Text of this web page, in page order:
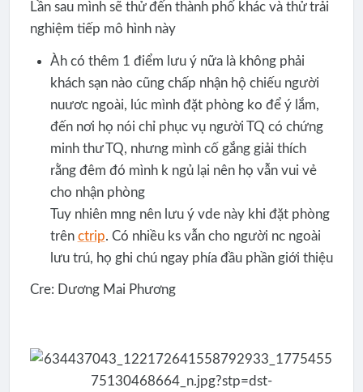
Lần sau mình sẽ thử đến thành phố khác và thử trải
nghiệm tiếp mô hình này
Àh có thêm 1 điểm lưu ý nữa là không phải
khách sạn nào cũng chấp nhận hộ chiếu người
nuươc ngoài, lúc mình đặt phòng ko để ý lắm,
đến nơi họ nói chỉ phục vụ người TQ có chứng
minh thư TQ, nhưng mình cố gắng giải thích
rằng đêm đó mình k ngủ lại nên họ vẫn vui vẻ
cho nhận phòng
Tuy nhiên mng nên lưu ý vde này khi đặt phòng
trên ctrip. Có nhiều ks vẫn cho người nc ngoài
lưu trú, họ ghi chú ngay phía đầu phần giới thiệu
Cre: Dương Mai Phương